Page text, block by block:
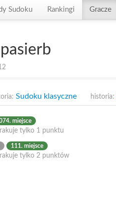
Sudoku Rankingi Gracze
Sudoku klasyczne historia:
miejsce
tylko 1 punktu
111. miejsce
tylko 2 punktów